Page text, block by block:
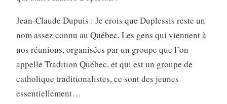
Jean-Claude Dupuis : Je crois que Duplessis reste un
nom assez connu au Québec. Les gens qui viennent à
nos réunions, organisées par un groupe que l’on
appelle Tradition Québec, et qui est un groupe de
catholique traditionalistes, ce sont des jeunes
essentiellement…